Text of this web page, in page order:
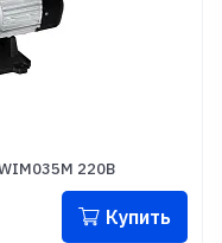
220В
Купить